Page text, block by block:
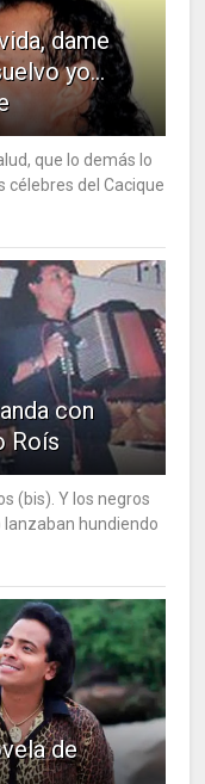
dame
yo…
que lo demás lo
célebres del Cacique
con
Roís
(bis). Y los negros
hundiendo
de